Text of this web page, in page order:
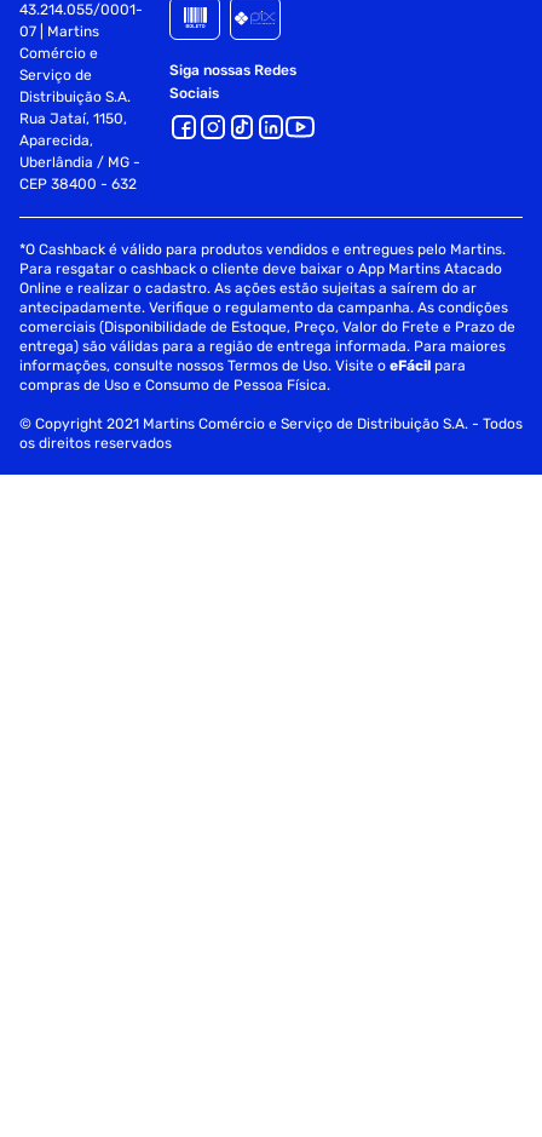
43.214.055/0001-
07 | Martins
Comércio e
Serviço de
Distribuição S.A.
Rua Jataí, 1150,
Aparecida,
Uberlândia / MG -
CEP 38400 - 632
Siga nossas Redes
Sociais
*O Cashback é válido para produtos vendidos e entregues pelo Martins.
Para resgatar o cashback o cliente deve baixar o App Martins Atacado
Online e realizar o cadastro. As ações estão sujeitas a saírem do ar
antecipadamente. Verifique o regulamento da campanha. As condições
comerciais (Disponibilidade de Estoque, Preço, Valor do Frete e Prazo de
entrega) são válidas para a região de entrega informada. Para maiores
informações, consulte nossos Termos de Uso. Visite oeFácil para
compras de Uso e Consumo de Pessoa Física.
© Copyright 2021 Martins Comércio e Serviço de Distribuição S.A. - Todos
os direitos reservados